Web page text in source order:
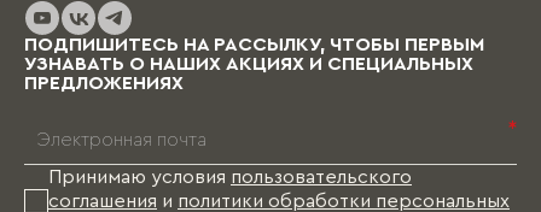
ПОДПИШИТЕСЬ НА РАССЫЛКУ, ЧТОБЫ ПЕРВЫМ
УЗНАВАТЬ О НАШИХ АКЦИЯХ И СПЕЦИАЛЬНЫХ
ПРЕДЛОЖЕНИЯХ
*
Принимаю условия пользовательского
соглашения и политики обработки персональных